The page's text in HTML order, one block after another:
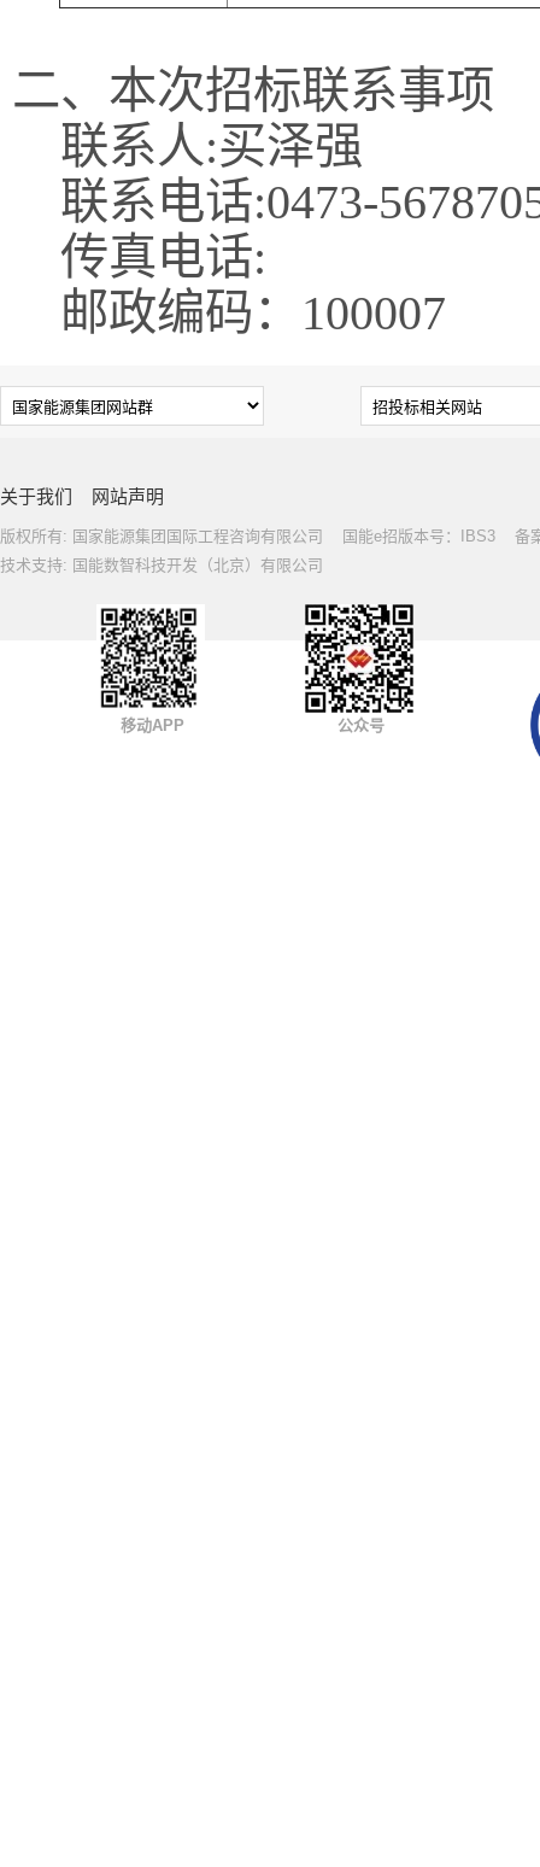
二、本次招标联系事项
联系人:买泽强
联系电话:0473-
传真电话:
邮政编码：100007
关于我们 网站声明
版权所有: 国家能源集团国际工程咨询有限公司 国能e招版本号：IBS3 备
技术支持: 国能数智科技开发（北京）有限公司
移动APP 公众号